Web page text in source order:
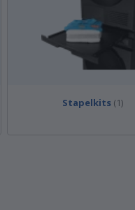
Stapelkits (1)